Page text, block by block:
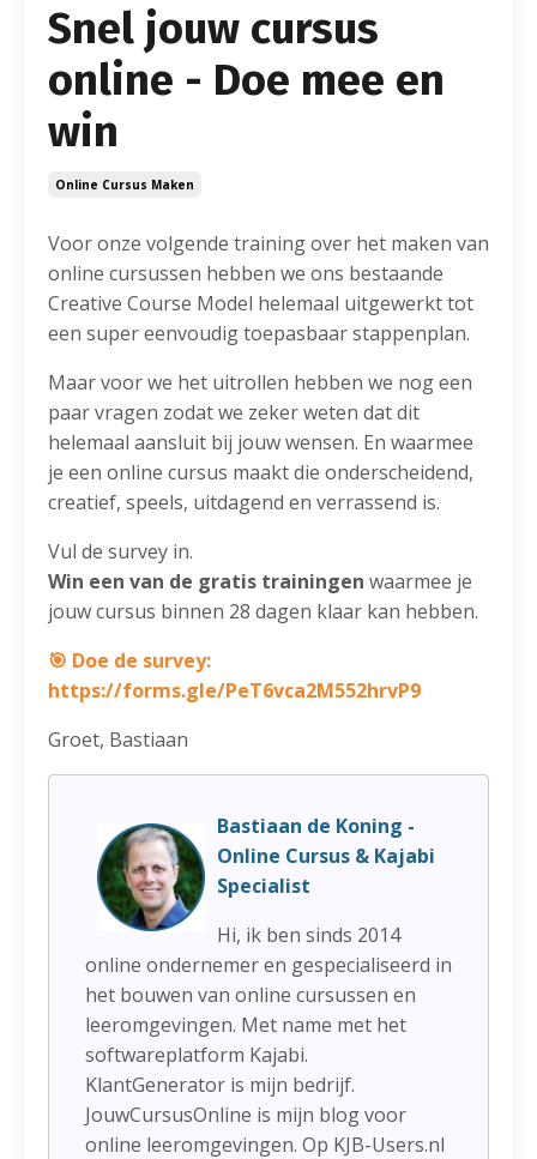
Snel jouw cursus
online - Doe mee en
win
Online Cursus Maken
Voor onze volgende training over het maken van
online cursussen hebben we ons bestaande
Creative Course Model helemaal uitgewerkt tot
een super eenvoudig toepasbaar stappenplan.
Maar voor we het uitrollen hebben we nog een
paar vragen zodat we zeker weten dat dit
helemaal aansluit bij jouw wensen. En waarmee
je een online cursus maakt die onderscheidend,
creatief, speels, uitdagend en verrassend is.
Vul de survey in.
Win een van de gratis trainingen waarmee je
jouw cursus binnen 28 dagen klaar kan hebben.
🎯 Doe de survey:
https://forms.gle/PeT6vca2M552hrvP9
Groet, Bastiaan
Bastiaan de Koning -
Online Cursus & Kajabi
Specialist
Hi, ik ben sinds 2014
online ondernemer en gespecialiseerd in
het bouwen van online cursussen en
leeromgevingen. Met name met het
softwareplatform Kajabi.
KlantGenerator is mijn bedrijf.
JouwCursusOnline is mijn blog voor
online leeromgevingen. Op KJB-Users.nl